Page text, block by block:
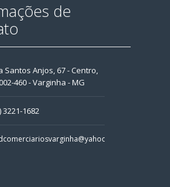
de
Santos Anjos, 67 - Centro,
460 - Varginha - MG
3221-1682